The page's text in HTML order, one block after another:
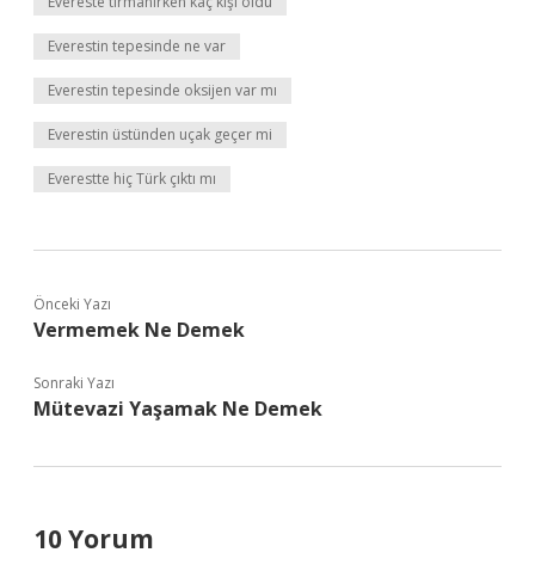
Everestin tepesinde ne var
Everestin tepesinde oksijen var mı
Everestin üstünden uçak geçer mi
Everestte hiç Türk çıktı mı
Önceki Yazı
Vermemek Ne Demek
Sonraki Yazı
Mütevazi Yaşamak Ne Demek
10 Yorum